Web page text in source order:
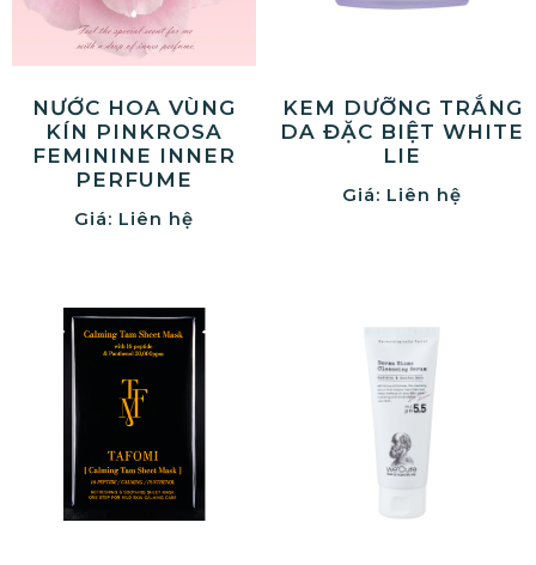
NƯỚC HOA VÙNG
KÍN PINKROSA
FEMININE INNER
PERFUME
Giá: Liên hệ
KEM DƯỠNG TRẮNG
DA ĐẶC BIỆT WHITE
LIE
Giá: Liên hệ